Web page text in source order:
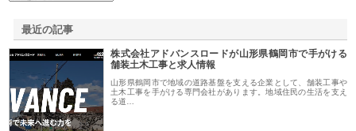
最近の記事
株式会社アドバンスロードが山形県鶴岡市で手がける
舗装土木工事と求人情報
山形県鶴岡市で地域の道路基盤を支える企業として、舗装工事や
土木工事を手がける専門会社があります。地域住民の生活を支え
る道…